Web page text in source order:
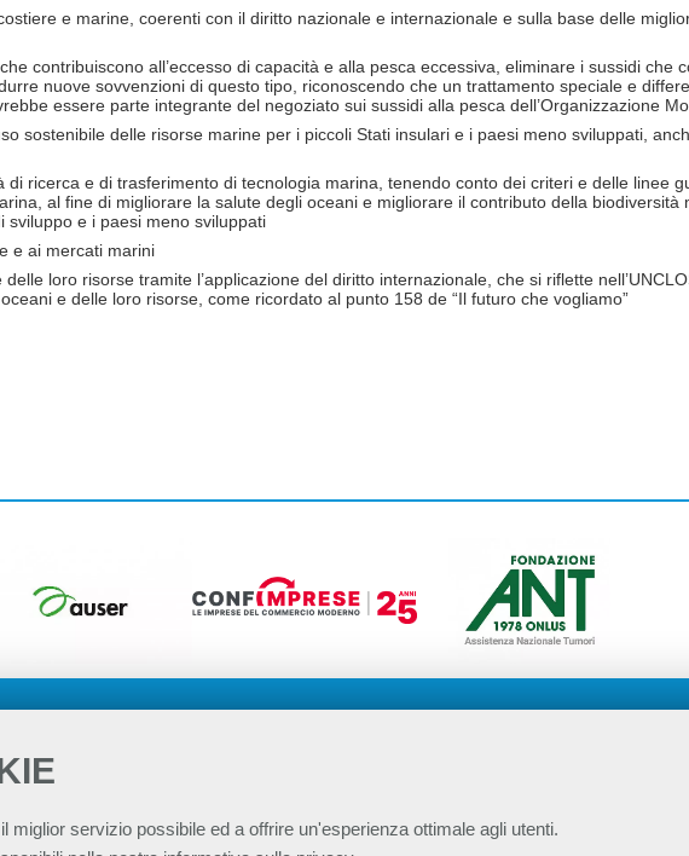
servizio possibile ed a offrire un'esperienza ottimale agli utenti.
e marine, coerenti con il diritto nazionale e internazionale e sulla base delle
contribuiscono all’eccesso di capacità e alla pesca eccessiva, eliminare i sussidi che
nuove sovvenzioni di questo tipo, riconoscendo che un trattamento speciale e
essere parte integrante del negoziato sui sussidi alla pesca dell’Organizzazione
sostenibile delle risorse marine per i piccoli Stati insulari e i paesi meno sviluppati,
ricerca e di trasferimento di tecnologia marina, tenendo conto dei criteri e delle linee
al fine di migliorare la salute degli oceani e migliorare il contributo della biodiversità
sviluppo e i paesi meno sviluppati
e ai mercati marini
loro risorse tramite l’applicazione del diritto internazionale, che si riflette
e delle loro risorse, come ricordato al punto 158 de “Il futuro che vogliamo”